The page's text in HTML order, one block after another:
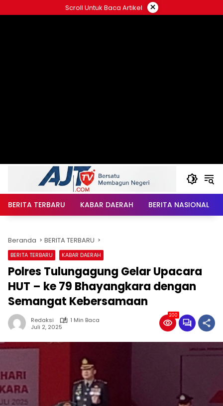
ke
Scroll Untuk Baca Artikel ×
BERITA TERBARU KABAR DAERAH BERITA NASIONAL
Beranda BERITA TERBARU
BERITA TERBARU KABAR DAERAH
Polres Tulungagung Gelar Upacara
HUT – ke 79 Bhayangkara dengan
Semangat Kebersamaan
Redaksi
1 Min Baca
Juli 2, 2025
200